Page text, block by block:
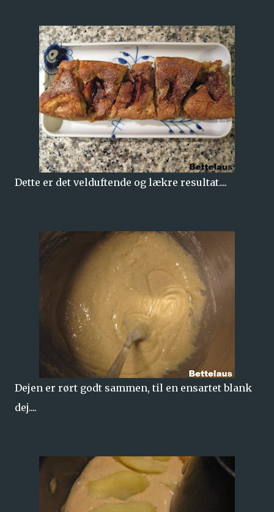
Dette er det velduftende og lækre resultat....
Dejen er rørt godt sammen, til en ensartet blank
dej....